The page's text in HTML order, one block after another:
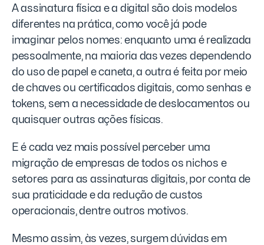
A assinatura física e a digital são dois modelos
diferentes na prática, como você já pode
imaginar pelos nomes: enquanto uma é realizada
pessoalmente, na maioria das vezes dependendo
do uso de papel e caneta, a outra é feita por meio
de chaves ou certificados digitais, como senhas e
tokens, sem a necessidade de deslocamentos ou
quaisquer outras ações físicas.
E é cada vez mais possível perceber uma
migração de empresas de todos os nichos e
setores para as assinaturas digitais, por conta de
sua praticidade e da redução de custos
operacionais, dentre outros motivos.
Mesmo assim, às vezes, surgem dúvidas em